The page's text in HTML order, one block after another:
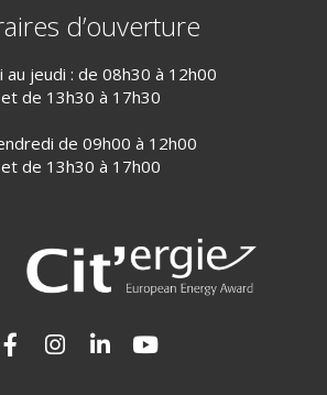
d’ouverture
au jeudi : de 08h30 à 12h00
et de 13h30 à 17h30
de 09h00 à 12h00
et de 13h30 à 17h00
Lien vers le compte Facebook
Lien vers le compte Instagram
Lien vers le compte